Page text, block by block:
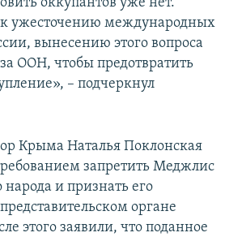
оккупантов уже нет.
ужесточению международных
вынесению этого вопроса
ООН, чтобы предотвратить
– подчеркнул
Крыма Наталья Поклонская
запретить Меджлис
и признать его
органе
этого заявили, что поданное